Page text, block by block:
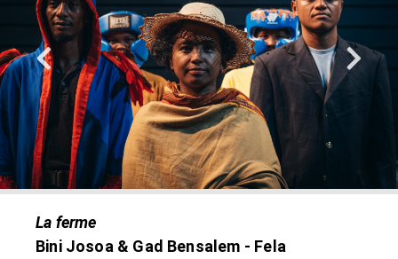
La ferme
Bini Josoa & Gad Bensalem - Fela